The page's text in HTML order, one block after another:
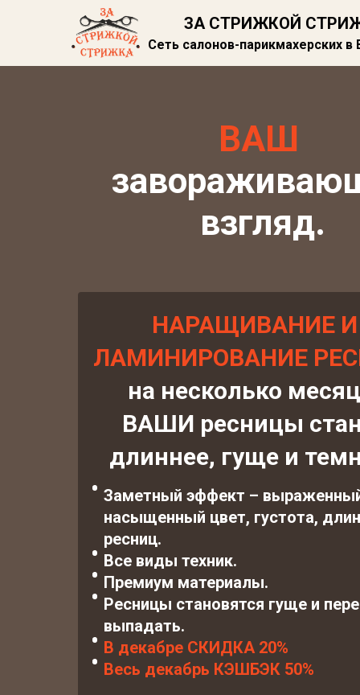
ЗА СТРИЖКОЙ
Сеть салонов-парикмахерских
ВАШ
взгляд.
НАРАЩИВАНИЕ И
ЛАМИНИРОВАНИЕ
на несколько
ВАШИ ресницы
длиннее, гуще и
Заметный эффект –
насыщенный цвет, густота,
ресниц.
Все виды техник.
Премиум материалы.
Ресницы становятся гуще и
выпадать.
В декабре СКИДКА 20%
Весь декабрь КЭШБЭК 50%